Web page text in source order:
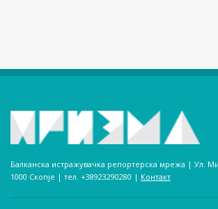
Балканска истражувачка репортерска мрежа | Ул.
1000 Скопје | тел. +38923290280­ | Контакт